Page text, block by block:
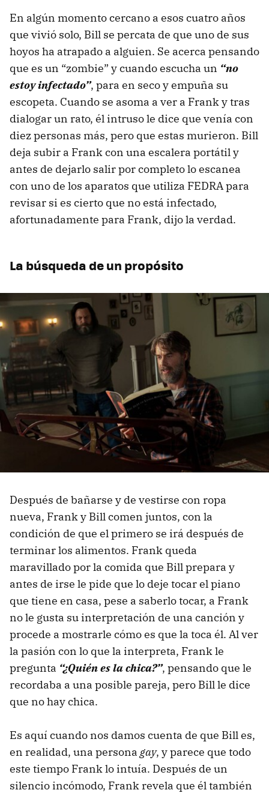
En algún momento cercano a esos cuatro años
que vivió solo, Bill se percata de que uno de sus
hoyos ha atrapado a alguien. Se acerca pensando
que es un “zombie” y cuando escucha un “no
estoy infectado”, para en seco y empuña su
escopeta. Cuando se asoma a ver a Frank y tras
dialogar un rato, él intruso le dice que venía con
diez personas más, pero que estas murieron. Bill
deja subir a Frank con una escalera portátil y
antes de dejarlo salir por completo lo escanea
con uno de los aparatos que utiliza FEDRA para
revisar si es cierto que no está infectado,
afortunadamente para Frank, dijo la verdad.
La búsqueda de un propósito
Después de bañarse y de vestirse con ropa
nueva, Frank y Bill comen juntos, con la
condición de que el primero se irá después de
terminar los alimentos. Frank queda
maravillado por la comida que Bill prepara y
antes de irse le pide que lo deje tocar el piano
que tiene en casa, pese a saberlo tocar, a Frank
no le gusta su interpretación de una canción y
procede a mostrarle cómo es que la toca él. Al ver
la pasión con lo que la interpreta, Frank le
pregunta “¿Quién es la chica?”, pensando que le
recordaba a una posible pareja, pero Bill le dice
que no hay chica.
Es aquí cuando nos damos cuenta de que Bill es,
en realidad, una persona gay, y parece que todo
este tiempo Frank lo intuía. Después de un
silencio incómodo, Frank revela que él también